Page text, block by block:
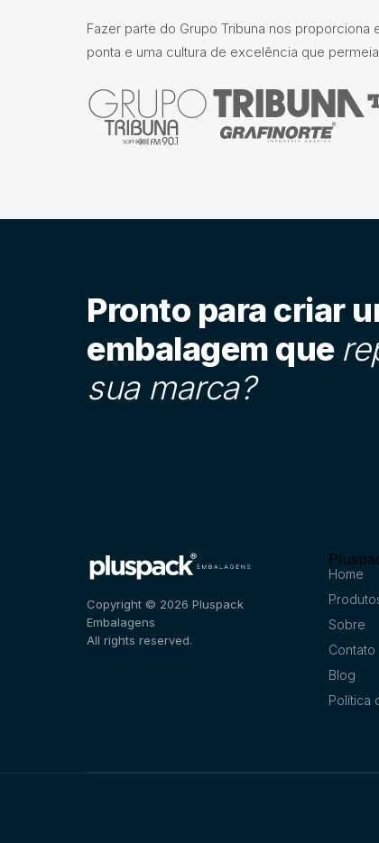
Fazer parte do Grupo Tribuna nos
ponta e uma cultura de excelência que
Pronto para criar
embalagem que
sua marca?
Copyright © 2026 Pluspack
Embalagens
All rights reserved.
Home
Sobre
Contato
Blog
Política